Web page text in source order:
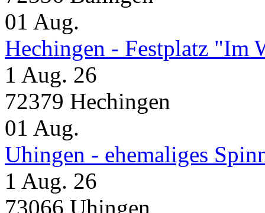
01 Aug.
Hechingen - Festplatz "Im
1 Aug. 26
72379 Hechingen
01 Aug.
Uhingen - ehemaliges
1 Aug. 26
73066 Uhingen